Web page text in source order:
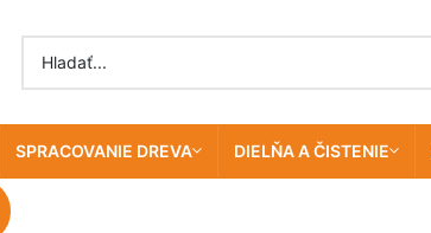
SPRACOVANIE DREVA DIELŇA A ČISTENIE